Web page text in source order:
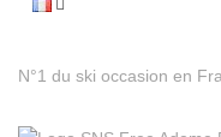
N°1 du ski occasion en